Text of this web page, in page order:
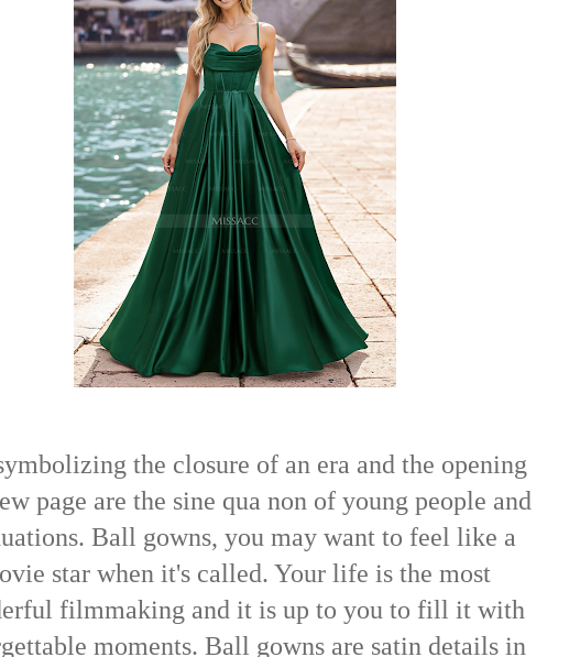
the closure of an era and the opening
page are the sine qua non of young people and
Ball gowns, you may want to feel like a
star when it's called. Your life is the most
filmmaking and it is up to you to fill it with
moments. Ball gowns are satin details in